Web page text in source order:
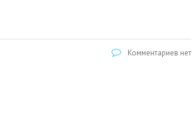
Комментариев нет